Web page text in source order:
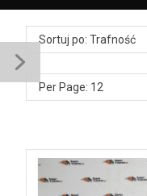
Sortuj po: Trafność
Per Page: 12